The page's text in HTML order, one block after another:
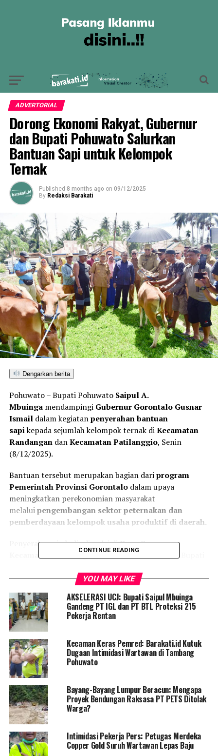
ADVERTORIAL
Dorong Ekonomi Rakyat, Gubernur
dan Bupati Pohuwato Salurkan
Bantuan Sapi untuk Kelompok
Ternak
Published 8 months ago on 09/12/2025
By Redaksi Barakati
Dengarkan berita
Pohuwato – Bupati Pohuwato Saipul A.
Mbuingamendampingi Gubernur Gorontalo Gusnar
Ismaildalam kegiatanpenyerahan bantuan
sapikepada sejumlah kelompok ternak diKecamatan
RandangandanKecamatan Patilanggio, Senin
(8/12/2025).
Bantuan tersebut merupakan bagian dariprogram
Pemerintah Provinsi Gorontalodalam upaya
meningkatkan perekonomian masyarakat
melaluipengembangan sektor peternakan dan
pemberdayaan kelompok usaha produktif di daerah.
Penyerahan simbolis dimulai diDesa Omayuwa,
Kecamatan Randangan, di mana Gubernur dan Bupati
yang didampingiCamat Randangan Saharudin
Salehserta
Suasana antusias tampak saat bantuan sapi diserahkan
langsung oleh Gubernur kepada perwakilan kelompok
penerima.
Setelah dari Randangan, rombongan melanjutkan
kunjungan ke
Desa Dulomo, Kecamatan Patilanggio
tempat penyerahan bantuan berikutnya. Di lokasi ini,
Bani Imra Kaluku, bersama para kelompok ternak
penerima manfaat.
Acara berlangsung di lapangan Desa Dulomo dengan
desa di wilayah tersebut.
CONTINUE READING
YOU MAY LIKE
AKSELERASI UCJ: Bupati Saipul Mbuinga
Gandeng PT IGL dan PT BTL Proteksi 215
Pekerja Rentan
Kecaman Keras Pemred: Barakati.id Kutuk
Dugaan Intimidasi Wartawan di Tambang
Pohuwato
Bayang-Bayang Lumpur Beracun: Mengapa
Proyek Bendungan Raksasa PT PETS Ditolak
Warga?
Intimidasi Pekerja Pers: Petugas Merdeka
Copper Gold Suruh Wartawan Lepas Baju